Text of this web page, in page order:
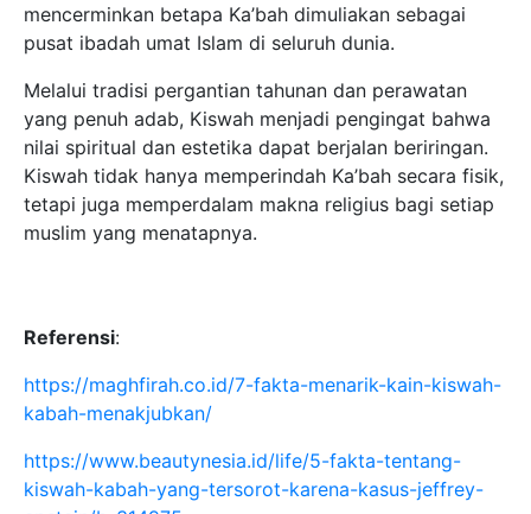
mencerminkan betapa Ka’bah dimuliakan sebagai
pusat ibadah umat Islam di seluruh dunia.
Melalui tradisi pergantian tahunan dan perawatan
yang penuh adab, Kiswah menjadi pengingat bahwa
nilai spiritual dan estetika dapat berjalan beriringan.
Kiswah tidak hanya memperindah Ka’bah secara fisik,
tetapi juga memperdalam makna religius bagi setiap
muslim yang menatapnya.
Referensi:
https://maghfirah.co.id/7-fakta-menarik-kain-kiswah-
kabah-menakjubkan/
https://www.beautynesia.id/life/5-fakta-tentang-
kiswah-kabah-yang-tersorot-karena-kasus-jeffrey-